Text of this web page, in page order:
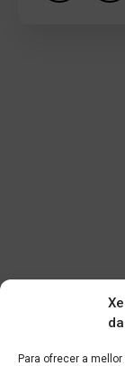
Para ofrecer a